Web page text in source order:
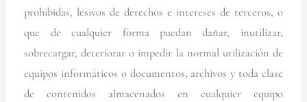
prohibidas, lesivos de derechos e intereses de terceros, o
que de cualquier forma puedan dañar, inutilizar,
sobrecargar, deteriorar o impedir la normal utilización de
equipos informáticos o documentos, archivos y toda clase
de contenidos almacenados en cualquier equipo